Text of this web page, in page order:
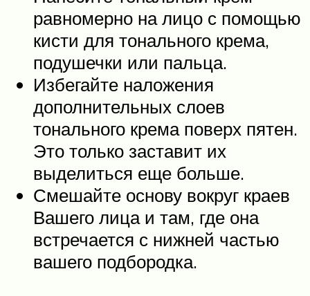
равномерно на лицо с помощью
кисти для тонального крема,
подушечки или пальца.
Избегайте наложения
дополнительных слоев
тонального крема поверх пятен.
Это только заставит их
выделиться еще больше.
Смешайте основу вокруг краев
Вашего лица и там, где она
встречается с нижней частью
вашего подбородка.